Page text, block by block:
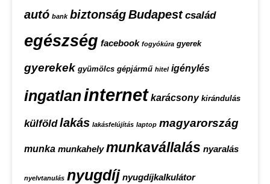
autó bank biztonságBudapest család
egészség facebook fogyókúra gyerek
gyerekek gyümölcs gépjármű hitel igénylés
ingatlaninternet karácsony kirándulás
külföld lakás lakásfelújítás laptop magyarország
munka munkahely munkavállalás nyaralás
nyelvtanulás nyugdíj nyugdíjkalkulátor